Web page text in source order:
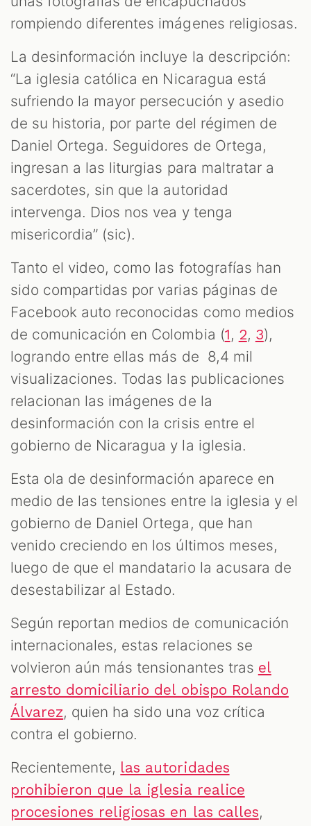
rompiendo diferentes imágenes religiosas.
La desinformación incluye la descripción:
“La iglesia católica en Nicaragua está
sufriendo la mayor persecución y asedio
de su historia, por parte del régimen de
Daniel Ortega. Seguidores de Ortega,
ingresan a las liturgias para maltratar a
sacerdotes, sin que la autoridad
intervenga. Dios nos vea y tenga
misericordia” (sic).
Tanto el video, como las fotografías han
sido compartidas por varias páginas de
Facebook auto reconocidas como medios
de comunicación en Colombia (1, 2, 3),
logrando entre ellas más de 8,4 mil
visualizaciones. Todas las publicaciones
relacionan las imágenes de la
desinformación con la crisis entre el
gobierno de Nicaragua y la iglesia.
Esta ola de desinformación aparece en
medio de las tensiones entre la iglesia y el
gobierno de Daniel Ortega, que han
venido creciendo en los últimos meses,
luego de que el mandatario la acusara de
desestabilizar al Estado.
Según reportan medios de comunicación
internacionales, estas relaciones se
volvieron aún más tensionantes tras el
arresto domiciliario del obispo Rolando
Álvarez, quien ha sido una voz crítica
contra el gobierno.
Recientemente, las autoridades
prohibieron que la iglesia realice
procesiones religiosas en las calles,